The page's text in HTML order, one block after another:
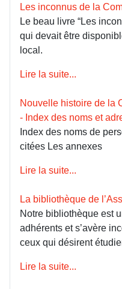
Les inconnus de la
Le beau livre “Les
qui devait être
local.
Lire la suite...
Nouvelle histoire de la
- Index des noms et
Index des noms de
citées Les annexes
Lire la suite...
La bibliothèque de
Notre bibliothèque est
adhérents et s’avère
ceux qui désirent
Lire la suite...